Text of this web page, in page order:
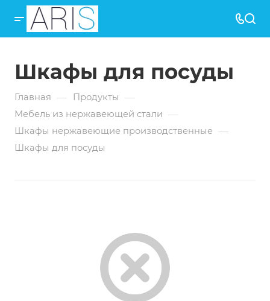
Шкафы для посуды
Главная — Продукты —
Мебель из нержавеющей стали —
Шкафы нержавеющие производственные —
Шкафы для посуды